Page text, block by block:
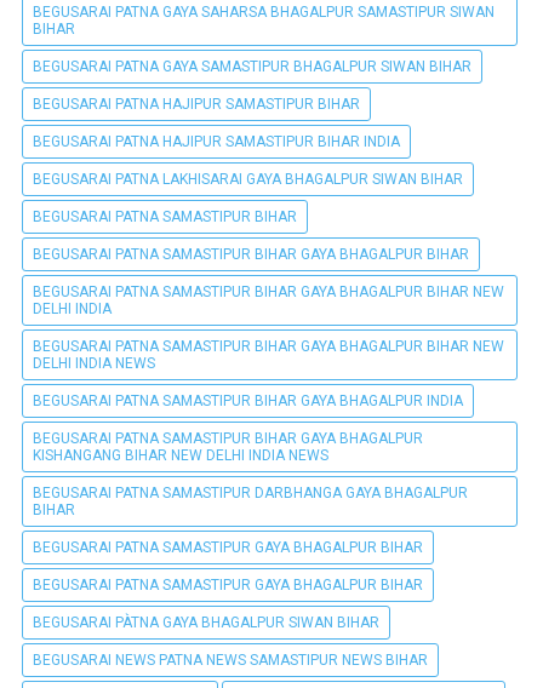
BEGUSARAI PATNA GAYA SAHARSA BHAGALPUR SAMASTIPUR SIWAN
BIHAR
BEGUSARAI PATNA GAYA SAMASTIPUR BHAGALPUR SIWAN BIHAR
BEGUSARAI PATNA HAJIPUR SAMASTIPUR BIHAR
BEGUSARAI PATNA HAJIPUR SAMASTIPUR BIHAR INDIA
BEGUSARAI PATNA LAKHISARAI GAYA BHAGALPUR SIWAN BIHAR
BEGUSARAI PATNA SAMASTIPUR BIHAR
BEGUSARAI PATNA SAMASTIPUR BIHAR GAYA BHAGALPUR BIHAR
BEGUSARAI PATNA SAMASTIPUR BIHAR GAYA BHAGALPUR BIHAR NEW
DELHI INDIA
BEGUSARAI PATNA SAMASTIPUR BIHAR GAYA BHAGALPUR BIHAR NEW
DELHI INDIA NEWS
BEGUSARAI PATNA SAMASTIPUR BIHAR GAYA BHAGALPUR INDIA
BEGUSARAI PATNA SAMASTIPUR BIHAR GAYA BHAGALPUR
KISHANGANG BIHAR NEW DELHI INDIA NEWS
BEGUSARAI PATNA SAMASTIPUR DARBHANGA GAYA BHAGALPUR
BIHAR
BEGUSARAI PATNA SAMASTIPUR GAYA BHAGALPUR BIHAR
BEGUSARAI PATNA SAMASTIPUR GAYA BHAGALPUR BIHAR
BEGUSARAI PÀTNA GAYA BHAGALPUR SIWAN BIHAR
BEGUSARAI NEWS PATNA NEWS SAMASTIPUR NEWS BIHAR